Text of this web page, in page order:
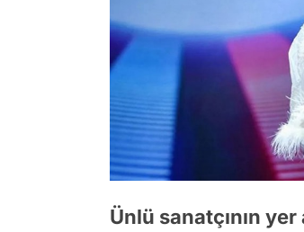
Ünlü sanatçının